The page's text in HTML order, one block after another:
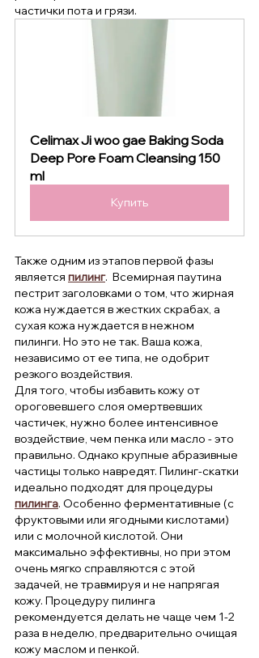
частички пота и грязи.
Celimax Ji woo gae Baking Soda
Deep Pore Foam Cleansing 150
ml
Купить
Также одним из этапов первой фазы
является пилинг.  Всемирная паутина
пестрит заголовками о том, что жирная
кожа нуждается в жестких скрабах, а
сухая кожа нуждается в нежном
пилинги. Но это не так. Ваша кожа,
независимо от ее типа, не одобрит
резкого воздействия.
Для того, чтобы избавить кожу от
ороговевшего слоя омертвевших
частичек, нужно более интенсивное
воздействие, чем пенка или масло - это
правильно. Однако крупные абразивные
частицы только навредят. Пилинг-скатки
идеально подходят для процедуры
пилинга. Особенно ферментативные (с
фруктовыми или ягодными кислотами)
или с молочной кислотой. Они
максимально эффективны, но при этом
очень мягко справляются с этой
задачей, не травмируя и не напрягая
кожу. Процедуру пилинга
рекомендуется делать не чаще чем 1-2
раза в неделю, предварительно очищая
кожу маслом и пенкой.